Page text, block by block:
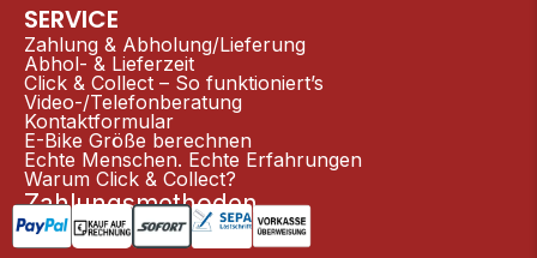
SERVICE
Zahlung & Abholung/Lieferung
Abhol- & Lieferzeit
Click & Collect – So funktioniert’s
Video-/Telefonberatung
Kontaktformular
E-Bike Größe berechnen
Echte Menschen. Echte Erfahrungen
Warum Click & Collect?
Zahlungsmethoden